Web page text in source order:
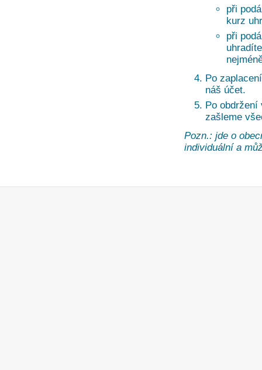
při
kurz
při
Po
náš účet.
Po obdržení
zašleme
Pozn.: jde o
individuální a